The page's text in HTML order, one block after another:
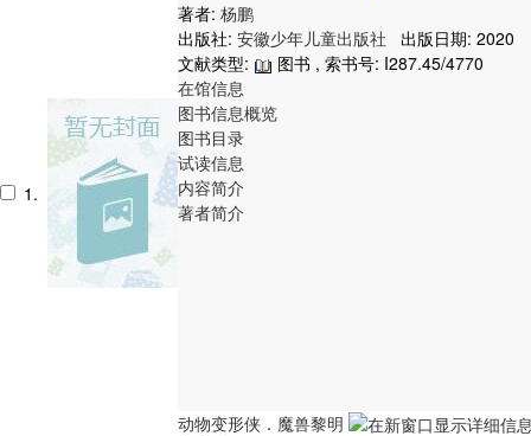
1.
著者: 杨鹏
出版社: 安徽少年儿童出版社
出版日期: 2020
文献类型:
图书 , 索书号: I287.45/4770
在馆信息
图书信息概览
图书目录
试读信息
内容简介
著者简介
动物变形侠．魔兽黎明